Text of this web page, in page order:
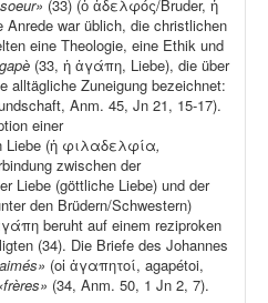
(33) (ὁ ἀδελφός/Bruder, ἡ
war üblich, die christlichen
eine Theologie, eine Ethik und
(33, ἡ ἀγάπη, Liebe), die über
alltägliche Zuneigung bezeichnet:
Anm. 45, Jn 21, 15-17).
einer
Liebe (ἡ φιλαδελφία,
zwischen der
Liebe (göttliche Liebe) und der
den Brüdern/Schwestern)
beruht auf einem reziproken
(34). Die Briefe des Johannes
(οἱ ἀγαπητοί, agapétoi,
(34, Anm. 50, 1 Jn 2, 7).